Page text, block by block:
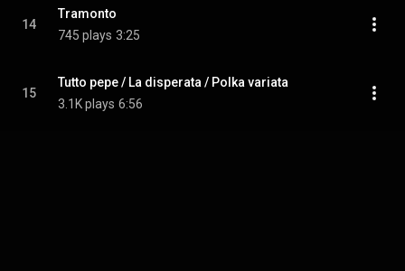
14
Tramonto
745 plays 3:25
15
Tutto pepe / La disperata / Polka variata
3.1K plays 6:56